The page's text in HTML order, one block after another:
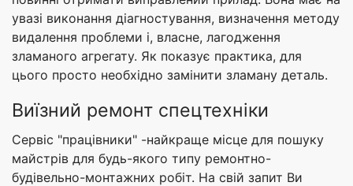
увазі виконання діагностування, визначення методу
видалення проблеми і, власне, лагодження
зламаного агрегату. Як показує практика, для
цього просто необхідно замінити зламану деталь.
Виїзний ремонт спецтехніки
Сервіс "працівники" -найкраще місце для пошуку
майстрів для будь-якого типу ремонтно-
будівельно-монтажних робіт. На свій запит Ви